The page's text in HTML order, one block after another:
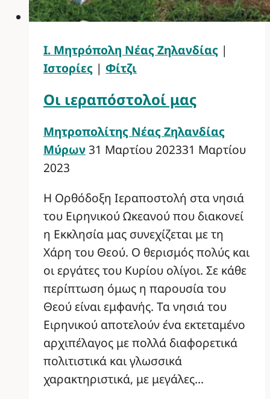
Ι. Μητρόπολη Νέας Ζηλανδίας |
Ιστορίες | Φίτζι
Οι ιεραπόστολοί μας
Μητροπολίτης Νέας Ζηλανδίας
Μύρων31 Μαρτίου 202331 Μαρτίου
2023
Η Ορθόδοξη Ιεραποστολή στα νησιά
του Ειρηνικού Ωκεανού που διακονεί
η Εκκλησία μας συνεχίζεται με τη
Χάρη του Θεού. Ο θερισμός πολύς και
οι εργάτες του Κυρίου ολίγοι. Σε κάθε
περίπτωση όμως η παρουσία του
Θεού είναι εμφανής. Τα νησιά του
Ειρηνικού αποτελούν ένα εκτεταμένο
αρχιπέλαγος με πολλά διαφορετικά
πολιτιστικά και γλωσσικά
χαρακτηριστικά, με μεγάλες…